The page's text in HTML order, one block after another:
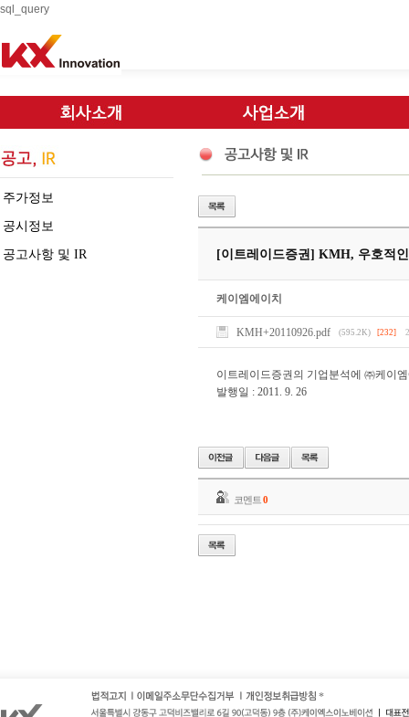
sql_query
주가정보
공시정보
공고사항 및 IR [이트레이드증권] KMH, 우호적
케이엠에이치
KMH+20110926.pdf (595.2K) [232]
이트레이드증권의 기업분석에 ㈜케이
발행일 : 2011. 9. 26
코멘트 0
*